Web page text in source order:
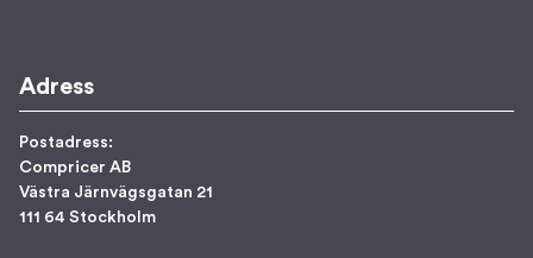
Adress
Postadress:
Compricer AB
Västra Järnvägsgatan 21
111 64 Stockholm